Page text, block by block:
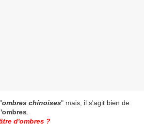
ombres chinoises" mais, il s'agit bien de
d'ombres ?